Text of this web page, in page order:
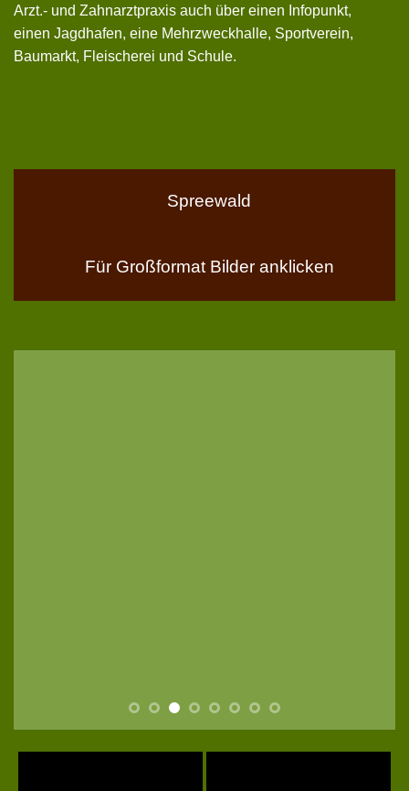
Arzt.- und Zahnarztpraxis auch über einen Infopunkt,
einen Jagdhafen, eine Mehrzweckhalle, Sportverein,
Baumarkt, Fleischerei und Schule.
Spreewald
Für Großformat Bilder anklicken